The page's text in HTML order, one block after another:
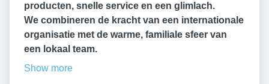
producten, snelle service en een glimlach.
We combineren de kracht van een internationale
organisatie met de warme, familiale sfeer van
een lokaal team.
Show more